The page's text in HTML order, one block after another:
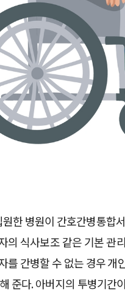
한 병원이 간호간병통합
식사보조 같은 기본 관
간병할 수 없는 경우 개
준다. 아버지의 투병기간